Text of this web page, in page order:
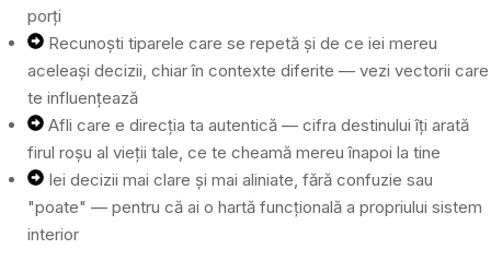
porți
Recunoști tiparele care se repetă și de ce iei mereu
aceleași decizii, chiar în contexte diferite — vezi vectorii care
te influențează
Afli care e direcția ta autentică — cifra destinului îți arată
firul roșu al vieții tale, ce te cheamă mereu înapoi la tine
Iei decizii mai clare și mai aliniate, fără confuzie sau
"poate" — pentru că ai o hartă funcțională a propriului sistem
interior